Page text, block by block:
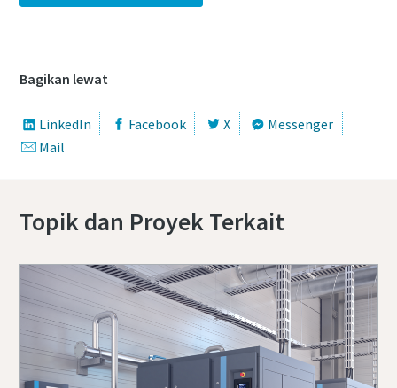
Bagikan lewat
LinkedIn Facebook X
Messenger
Mail
Topik dan Proyek Terkait